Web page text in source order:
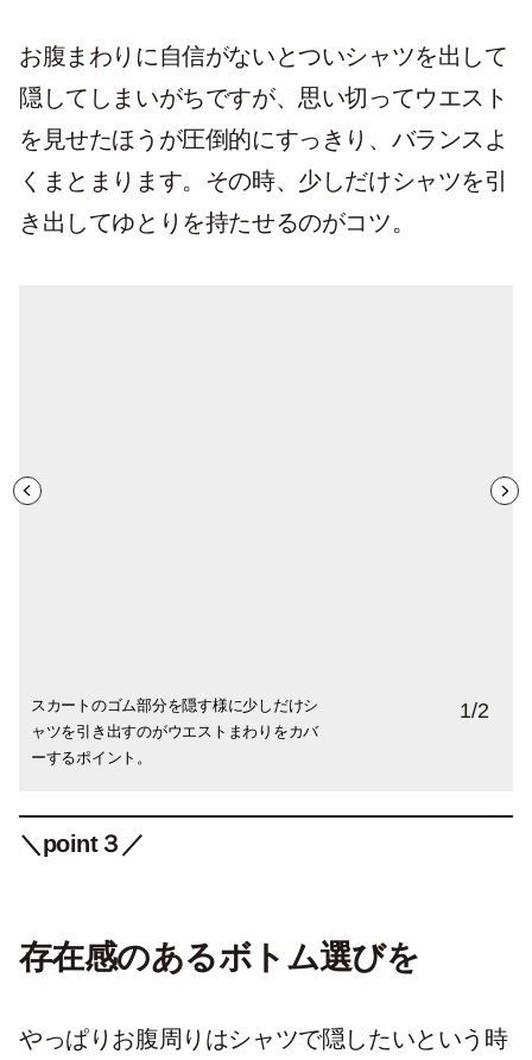
お腹まわりに自信がないとついシャツを出して
隠してしまいがちですが、思い切ってウエスト
を見せたほうが圧倒的にすっきり、バランスよ
くまとまります。その時、少しだけシャツを引
き出してゆとりを持たせるのがコツ。
スカートのゴム部分を隠す様に少しだけシ
ャツを引き出すのがウエストまわりをカバ
ーするポイント。
ハイウエスト＆センタープレスのきれいめ
タイプなら、デニムスタイルもカジュアル
になりすぎない。
1/2
＼point３／
存在感のあるボトム選びを
やっぱりお腹周りはシャツで隠したいという時